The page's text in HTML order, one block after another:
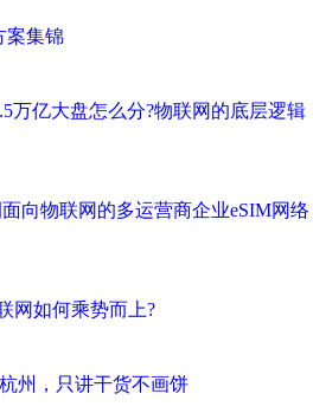
案集锦
万亿大盘怎么分?物联网的底层逻辑
向物联网的多运营商企业eSIM网络
网如何乘势而上?
州，只讲干货不画饼